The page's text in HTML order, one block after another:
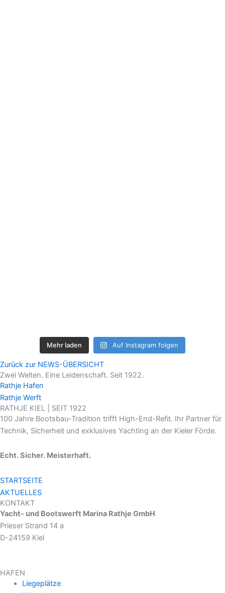
Mehr laden Auf Instagram folgen
Zurück zur NEWS-ÜBERSICHT
Zwei Welten. Eine Leidenschaft. Seit 1922.
Rathje Hafen
Rathje Werft
RATHJE KIEL | SEIT 1922
100 Jahre Bootsbau-Tradition trifft High-End-Refit. Ihr Partner für
Technik, Sicherheit und exklusives Yachting an der Kieler Förde.
Echt. Sicher. Meisterhaft.
STARTSEITE
AKTUELLES
KONTAKT
Yacht- und Bootswerft Marina Rathje GmbH
Prieser Strand 14 a
D-24159 Kiel
HAFEN
Liegeplätze